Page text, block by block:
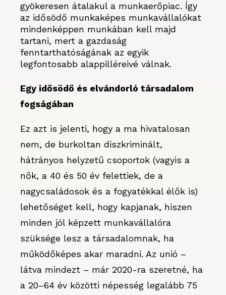
gyökeresen átalakul a munkaerőpiac. Így
az idősödő munkaképes munkavállalókat
mindenképpen munkában kell majd
tartani, mert a gazdaság
fenntarthatóságának az egyik
legfontosabb alappilléreivé válnak.
Egy idősödő és elvándorló társadalom
fogságában
Ez azt is jelenti, hogy a ma hivatalosan
nem, de burkoltan diszkriminált,
hátrányos helyzetű csoportok (vagyis a
nők, a 40 és 50 év felettiek, de a
nagycsaládosok és a fogyatékkal élők is)
lehetőséget kell, hogy kapjanak, hiszen
minden jól képzett munkavállalóra
szüksége lesz a társadalomnak, ha
működőképes akar maradni. Az unió –
látva mindezt – már 2020-ra szeretné, ha
a 20–64 év közötti népesség legalább 75